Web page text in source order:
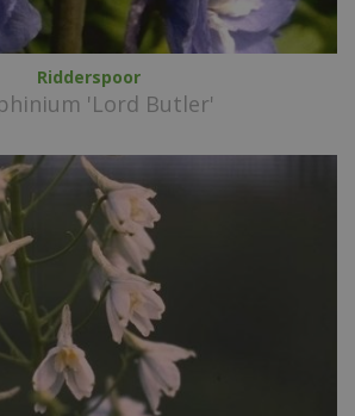
Ridderspoor
'Lord Butler'